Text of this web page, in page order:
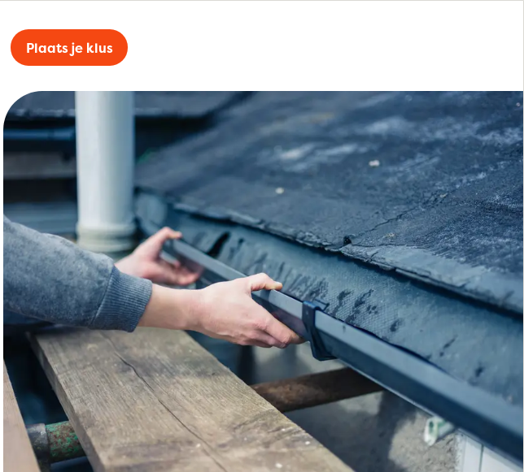
Plaats je klus